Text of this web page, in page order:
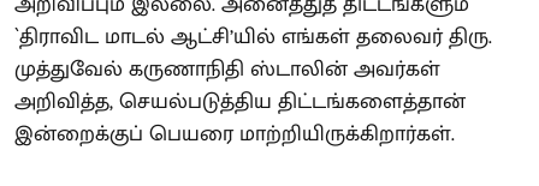
`திராவிட மாடல் ஆட்சி’யில் எங்கள் தலைவர் திரு.
முத்துவேல் கருணாநிதி ஸ்டாலின் அவர்கள்
அறிவித்த, செயல்படுத்திய திட்டங்களைத்தான்
இன்றைக்குப் பெயரை மாற்றியிருக்கிறார்கள்.